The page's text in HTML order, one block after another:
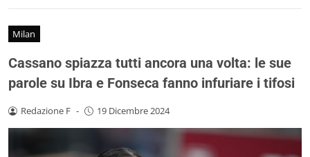
Milan
Cassano spiazza tutti ancora una volta: le sue
parole su Ibra e Fonseca fanno infuriare i tifosi
Redazione F - 19 Dicembre 2024